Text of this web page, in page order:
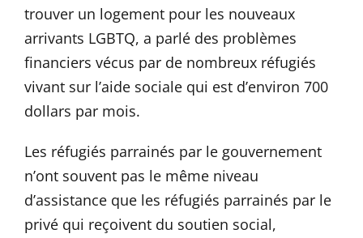
trouver un logement pour les nouveaux
arrivants LGBTQ, a parlé des problèmes
financiers vécus par de nombreux réfugiés
vivant sur l’aide sociale qui est d’environ 700
dollars par mois.
Les réfugiés parrainés par le gouvernement
n’ont souvent pas le même niveau
d’assistance que les réfugiés parrainés par le
privé qui reçoivent du soutien social,